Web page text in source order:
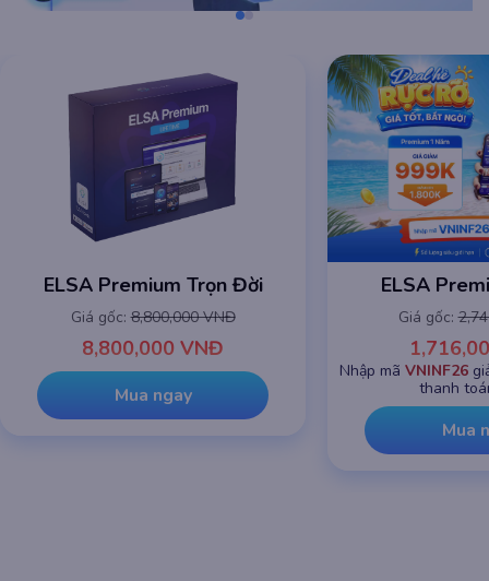
ELSA Premium 1 năm
Giá gốc:2,745,000 VNĐ
1,716,000 VNĐ
Nhập mãVNINF26giảm chỉ còn999K
thanh toán online
ELSA
Giá gốc:
Mua